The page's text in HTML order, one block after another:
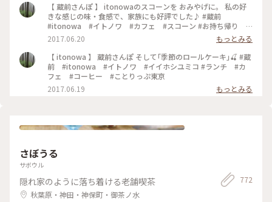
【 蔵前さんぽ 】 itonowaのスコーンを おみやげに。 私の好
きな感じの味・食感で、家族にも好評でした♪ #蔵前
#itonowa #イトノワ #カフェ #スコーン #お持ち帰り #
おみやげ
2017.06.20
もっとみる
【 itonowa 】 蔵前さんぽ そして｢季節のロールケーキ｣🍒 #蔵
前 #itonowa #イトノワ #イイホシユミコ #ランチ #カ
フェ #コーヒー #ことりっぷ東京
2017.06.19
もっとみる
さぼうる
サボウル
隠れ家のように落ち着ける老舗喫茶
秋葉原・神田・神保町・御茶ノ水
772